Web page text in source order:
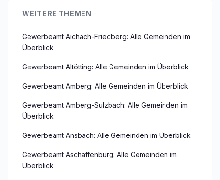
WEITERE THEMEN
Gewerbeamt Aichach-Friedberg: Alle Gemeinden im
Überblick
Gewerbeamt Altötting: Alle Gemeinden im Überblick
Gewerbeamt Amberg: Alle Gemeinden im Überblick
Gewerbeamt Amberg-Sulzbach: Alle Gemeinden im
Überblick
Gewerbeamt Ansbach: Alle Gemeinden im Überblick
Gewerbeamt Aschaffenburg: Alle Gemeinden im
Überblick